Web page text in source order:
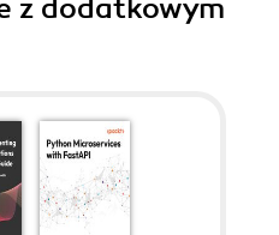
z dodatkowym